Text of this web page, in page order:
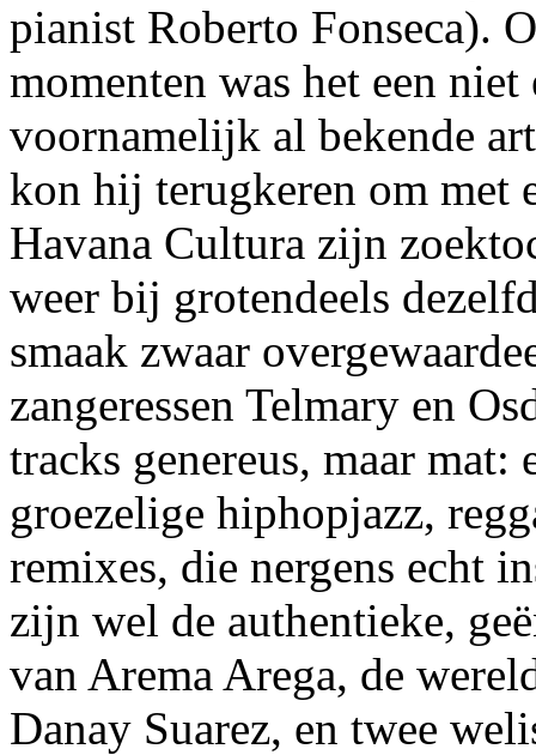
pianist Roberto Fonseca).
momenten was het een
voornamelijk al bekende
kon hij terugkeren om met
Havana Cultura zijn
weer bij grotendeels
smaak zwaar
zangeressen Telmary en
tracks genereus, maar
groezelige hiphopjazz,
remixes, die nergens echt
zijn wel de authentieke,
van Arema Arega, de
Danay Suarez, en twee